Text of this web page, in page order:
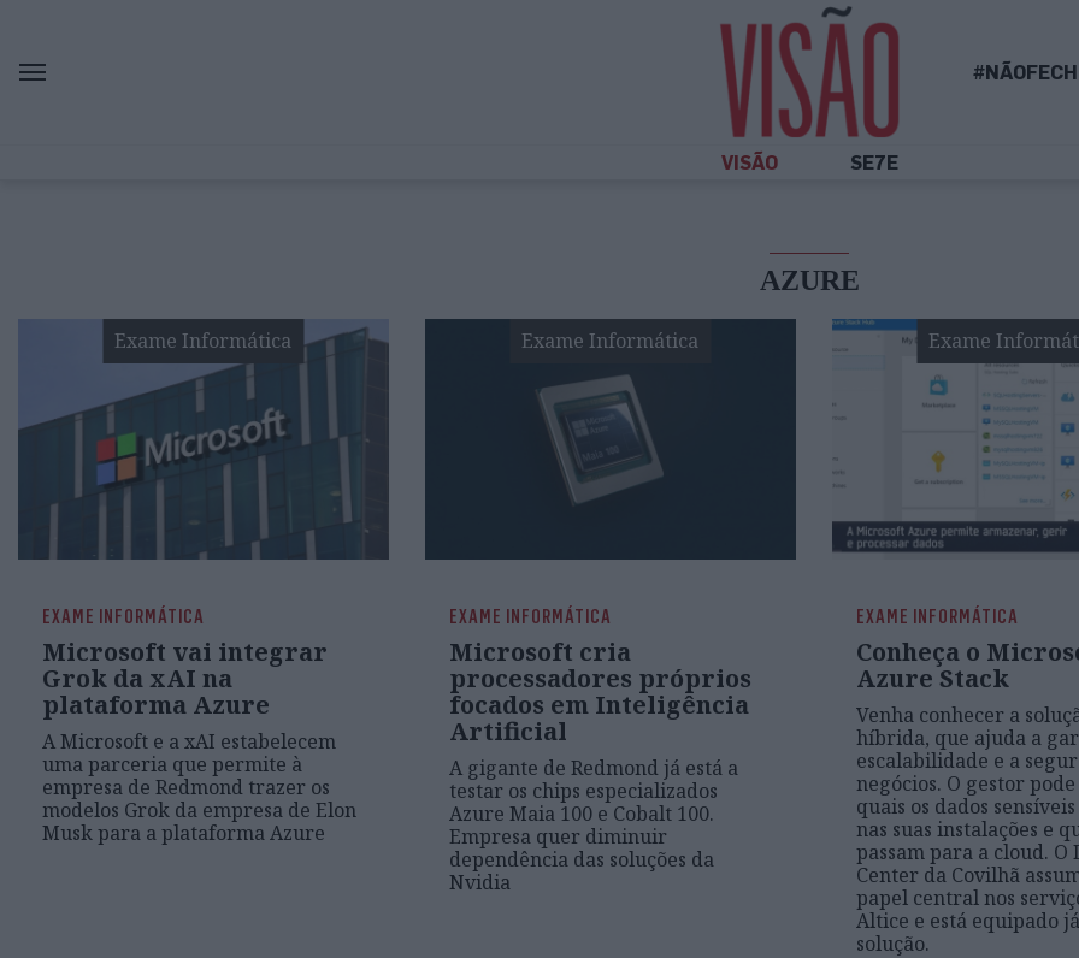
VISÃO SE7E
AZURE
Exame Informática
EXAME INFORMÁTICA
Microsoft vai integrar
Grok da xAI na
plataforma Azure
A Microsoft e a xAI estabelecem
uma parceria que permite à
empresa de Redmond trazer os
modelos Grok da empresa de Elon
Musk para a plataforma Azure
Exame Informática
EXAME INFORMÁTICA
Microsoft cria
processadores próprios
focados em Inteligência
Artificial
A gigante de Redmond já está a
testar os chips especializados
Azure Maia 100 e Cobalt 100.
Empresa quer diminuir
dependência das soluções da
Nvidia
Exame
EXAME INFORMÁTICA
Conheça o
Azure Stack
Venha conhecer a
híbrida, que ajuda a
escalabilidade e a
negócios. O gestor
quais os dados
nas suas instalações e
passam para a cloud. O
Center da Covilhã
papel central nos
Altice e está equipado
solução.